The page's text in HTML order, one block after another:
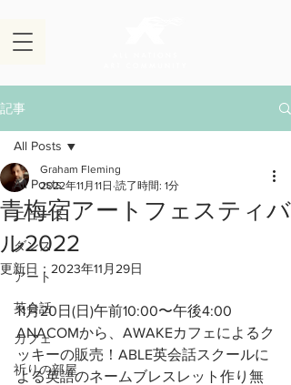
記事
All Posts
ニュース
ダンス
アート
英会話
カフェ
祈りの部屋
All Posts
青梅宿アートフェスティバ
ル2022
Graham Fleming
2022年11月11日 読了時間: 1分
更新日： 2023年11月29日
11月20日(日)午前10:00〜午後4:00
ANACOMから、AWAKEカフェによるク
ッキーの販売！ABLE英会話スクールに
よる英語のネームブレスレット作り無